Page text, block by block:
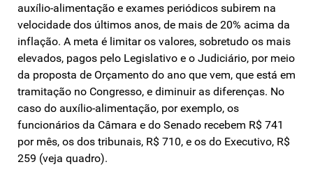
auxílio-alimentação e exames periódicos subirem na
velocidade dos últimos anos, de mais de 20% acima da
inflação. A meta é limitar os valores, sobretudo os mais
elevados, pagos pelo Legislativo e o Judiciário, por meio
da proposta de Orçamento do ano que vem, que está em
tramitação no Congresso, e diminuir as diferenças. No
caso do auxílio-alimentação, por exemplo, os
funcionários da Câmara e do Senado recebem R$ 741
por mês, os dos tribunais, R$ 710, e os do Executivo, R$
259 (veja quadro).